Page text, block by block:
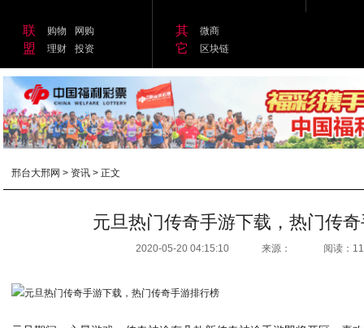
联
盟
购物
网购
理财
投资
其
它
微商
区块链
邢台大邢网 > 资讯 > 正文
元旦热门传奇手游下载，热门传
2020-05-20 04:15:10 来源： 阅读：